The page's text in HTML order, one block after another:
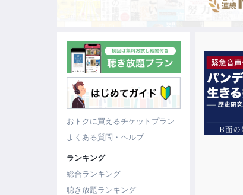
おトクに買えるチケットプラン
よくある質問・ヘルプ
ランキング
総合ランキング
聴き放題ランキング